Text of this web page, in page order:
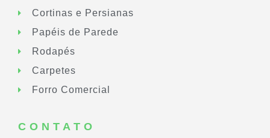
Cortinas e Persianas
Papéis de Parede
Rodapés
Carpetes
Forro Comercial
CONTATO